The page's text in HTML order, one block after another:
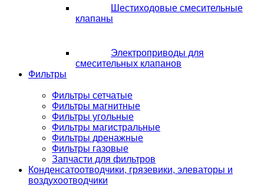
Шестиходовые смесительные
клапаны
Электроприводы для
смесительных клапанов
Фильтры
Фильтры сетчатые
Фильтры магнитные
Фильтры угольные
Фильтры магистральные
Фильтры дренажные
Фильтры газовые
Запчасти для фильтров
Конденсатоотводчики, грязевики, элеваторы и
воздухоотводчики